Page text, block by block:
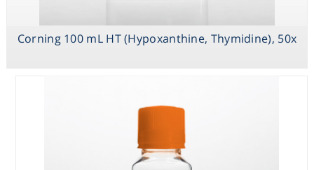
Corning 100 mL HT (Hypoxanthine, Thymidine), 50x